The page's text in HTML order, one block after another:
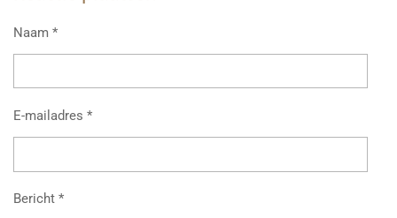
Naam *
E-mailadres *
Bericht *